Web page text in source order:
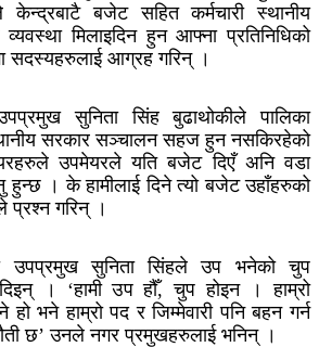
बजेट सहित कर्मचारी स्थानीय
मिलाइदिन हुन आफ्ना प्रतिनिधिको
सदस्यहरुलाई आग्रह गरिन् ।
सुनिता सिंह बुढाथोकीले पालिका
सरकार सञ्चालन सहज हुन नसकिरहेको
उपमेयरले यति बजेट दिएँ अनि वडा
हुन्छ । के हामीलाई दिने त्यो बजेट उहाँहरुको
प्रश्न गरिन् ।
उपप्रमुख सुनिता सिंहले उप भनेको चुप
। ‘हामी उप हौँ, चुप होइन । हाम्रो
हो भने हाम्रो पद र जिम्मेवारी पनि बहन गर्न
छ’ उनले नगर प्रमुखहरुलाई भनिन् ।